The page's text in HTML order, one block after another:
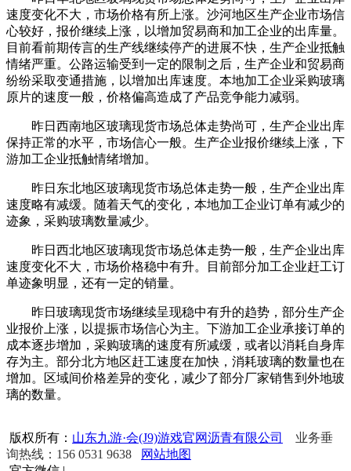
速度变化不大，市场价格有所上涨。沙河地区生产企业市场信
心较好，报价继续上涨，以增加贸易商和加工企业的出库量。
目前看前期传言的生产线继续停产的进展不快，生产企业抵触
情绪严重。公路运输受到一定的限制之后，生产企业和贸易商
纷纷采取变通措施，以增加出库速度。本地加工企业采购玻璃
原片的速度一般，价格偏高造成了产品竞争能力减弱。
昨日西南地区玻璃现货市场总体走势尚可，生产企业出库
保持正常的水平，市场信心一般。生产企业报价继续上涨，下
游加工企业抵触情绪增加。
昨日东北地区玻璃现货市场总体走势一般，生产企业出库
速度略有减缓。随着天气的变化，本地加工企业订单有减少的
迹象，采购玻璃数量减少。
昨日西北地区玻璃现货市场总体走势一般，生产企业出库
速度变化不大，市场价格稳中有升。目前部分加工企业赶工订
单迹象明显，还有一定的销量。
昨日玻璃现货市场继续呈现稳中有升的趋势，部分生产企
业报价上涨，以提振市场信心为主。下游加工企业承接订单的
成本逐步增加，采购玻璃的速度有所减缓，或者以消耗自身库
存为主。部分北方地区赶工速度在加快，消耗玻璃的数量也在
增加。区域间价格差异的变化，减少了部分厂家销售到外地玻
璃的数量。
版权所有： 山东九游·会(J9)游戏官网沥青有限公司
业务垂
询热线：156 0531 9638
网站地图